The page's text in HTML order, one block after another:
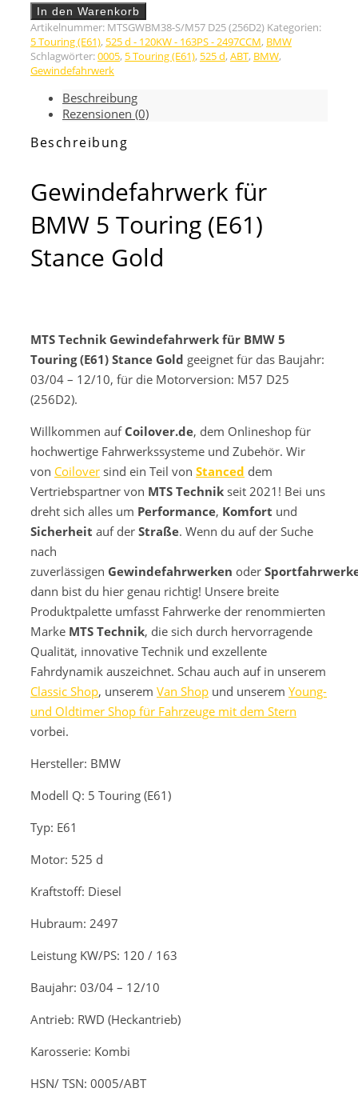
Gewindefahrwerk
für
BMW
5
Touring
Stance
Gold
Menge
In den Warenkorb
Artikelnummer: MTSGWBM38-S/M57 D25 (256D2) Kategorien:
5 Touring (E61), 525 d - 120KW - 163PS - 2497CCM, BMW
Schlagwörter:0005, 5 Touring (E61), 525 d, ABT, BMW,
Gewindefahrwerk
Beschreibung
Rezensionen (0)
Beschreibung
Gewindefahrwerk für
BMW 5 Touring (E61)
Stance Gold
MTS Technik Gewindefahrwerk für BMW 5
Touring (E61) Stance Gold geeignet für das Baujahr:
03/04 – 12/10, für die Motorversion: M57 D25
(256D2).
Willkommen auf Coilover.de, dem Onlineshop für
hochwertige Fahrwerkssysteme und Zubehör. Wir
von Coilover sind ein Teil von Stanced dem
Vertriebspartner von MTS Technik seit 2021! Bei uns
dreht sich alles um Performance, Komfort und
Sicherheit auf der Straße. Wenn du auf der Suche
nach
zuverlässigen Gewindefahrwerken oder
dann bist du hier genau richtig! Unsere breite
Produktpalette umfasst Fahrwerke der renommierten
Marke MTS Technik, die sich durch hervorragende
Qualität, innovative Technik und exzellente
Fahrdynamik auszeichnet. Schau auch auf in unserem
Classic Shop, unserem Van Shop und unserem Young-
und Oldtimer Shop für Fahrzeuge mit dem Stern
vorbei.
Hersteller: BMW
Modell Q: 5 Touring (E61)
Typ: E61
Motor: 525 d
Kraftstoff: Diesel
Hubraum: 2497
Leistung KW/PS: 120 / 163
Baujahr: 03/04 – 12/10
Antrieb: RWD (Heckantrieb)
Karosserie: Kombi
HSN/ TSN: 0005/ABT